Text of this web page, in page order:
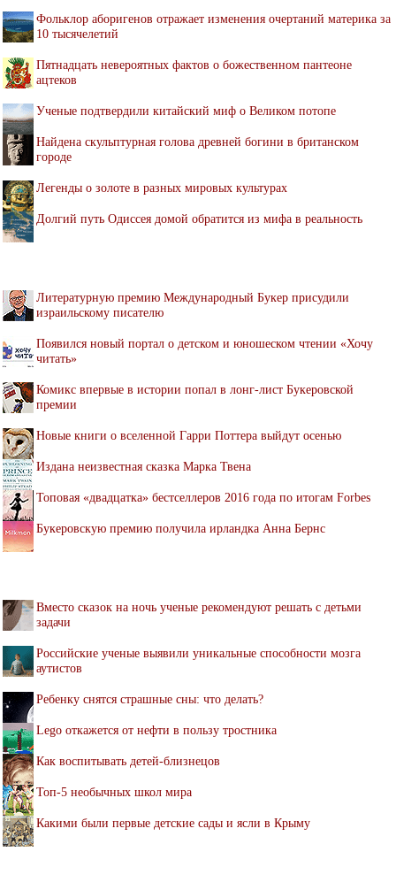
Фольклор аборигенов отражает изменения очертаний материка за
10 тысячелетий
Пятнадцать невероятных фактов о божественном пантеоне
ацтеков
Ученые подтвердили китайский миф о Великом потопе
Найдена скульптурная голова древней богини в британском
городе
Легенды о золоте в разных мировых культурах
Долгий путь Одиссея домой обратится из мифа в реальность
Литературную премию Международный Букер присудили
израильскому писателю
Появился новый портал о детском и юношеском чтении «Хочу
читать»
Комикс впервые в истории попал в лонг-лист Букеровской
премии
Новые книги о вселенной Гарри Поттера выйдут осенью
Издана неизвестная сказка Марка Твена
Топовая «двадцатка» бестселлеров 2016 года по итогам Forbes
Букеровскую премию получила ирландка Анна Бернс
Вместо сказок на ночь ученые рекомендуют решать с детьми
задачи
Российские ученые выявили уникальные способности мозга
аутистов
Ребенку снятся страшные сны: что делать?
Lego откажется от нефти в пользу тростника
Как воспитывать детей-близнецов
Топ-5 необычных школ мира
Какими были первые детские сады и ясли в Крыму